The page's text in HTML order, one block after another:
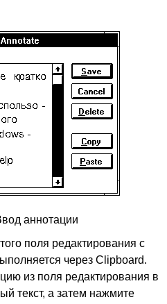
аннотации
поля редактирования с
через Clipboard.
из поля редактирования в
текст, а затем нажмите